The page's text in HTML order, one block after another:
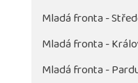
Mladá fronta -
Mladá fronta -
Mladá fronta -